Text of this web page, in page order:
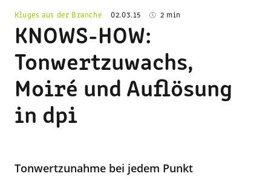
Kluges aus der Branche 02.03.15 2 min
KNOWS-HOW:
Tonwertzuwachs,
Moiré und Auflösung
in dpi
Tonwertzunahme bei jedem Punkt